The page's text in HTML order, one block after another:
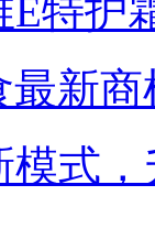
特护
最新商
模式